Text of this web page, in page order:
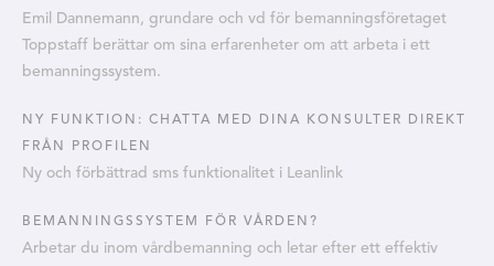
Emil Dannemann, grundare och vd för bemanningsföretaget
Toppstaff berättar om sina erfarenheter om att arbeta i ett
bemanningssystem.
NY FUNKTION: CHATTA MED DINA KONSULTER DIREKT
FRÅN PROFILEN
Ny och förbättrad sms funktionalitet i Leanlink
BEMANNINGSSYSTEM FÖR VÅRDEN?
Arbetar du inom vårdbemanning och letar efter ett effektiv